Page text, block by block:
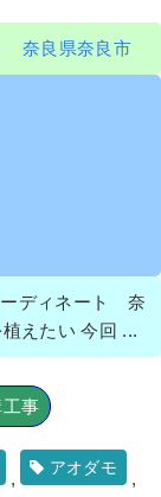
奈良県奈良市
ーディネート 奈
えたい 今回 ...
事
,
アオダモ
,